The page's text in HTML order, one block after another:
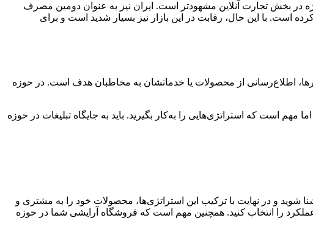
می‌شود تا سال ۲۰۲۴ به ۷۵۰ میلیارد دلار برسد. این رشد به ویژه در بخش تجارت آنلاین مشهودتر است. ایران نیز به عنوان دومین مصرف
است. با این حال، رقابت در این بازار نیز بسیار شدید است و برای
اطلاع‌رسانی از محصولات یا خدماتشان به مخاطبان هدف است. در حوزه
است که استراتژی‌هایی را به‌کار بگیرید. باید به جایگاه تبلیغات در حوزه
شوید و در نهایت با ترکیب این استراتژی‌ها، محصولات خود را به مشتری و
را انتخاب کنید. همچنین مهم است که فروشگاه آرایشی شما در حوزه